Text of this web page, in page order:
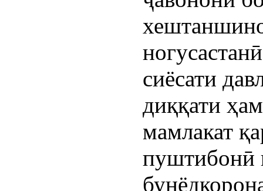
сиёсати
диққати
мамлакат
пуштибонӣ